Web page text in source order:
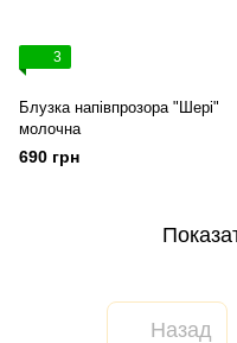
3
Блузка напівпрозора "Шері"
молочна
690 грн
Назад